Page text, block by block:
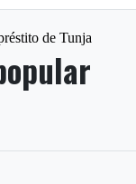
de Tunja